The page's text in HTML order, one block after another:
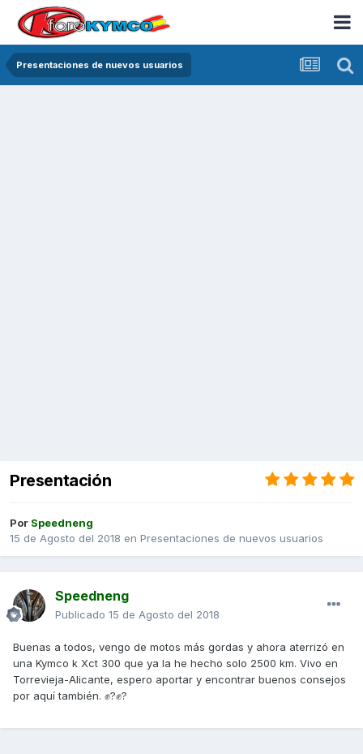
Presentaciones de nuevos usuarios
Presentación
Por Speedneng
15 de Agosto del 2018 en Presentaciones de nuevos usuarios
Speedneng
Publicado 15 de Agosto del 2018
Buenas a todos, vengo de motos más gordas y ahora aterrizó en
una Kymco k Xct 300 que ya la he hecho solo 2500 km. Vivo en
Torrevieja-Alicante, espero aportar y encontrar buenos consejos
por aquí también. ✊?✊?